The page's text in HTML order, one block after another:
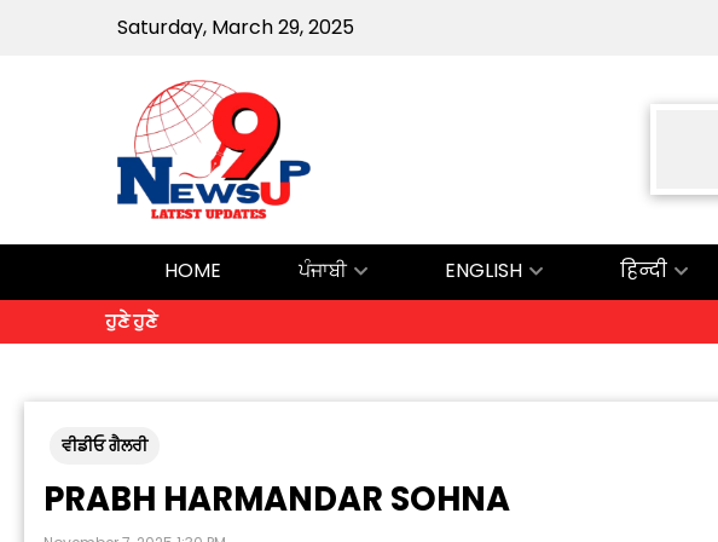
Saturday, March 29, 2025
HOME ਪੰਜਾਬੀ ENGLISH हिन्दी
ਹੁਣੇ ਹੁਣੇ
ਵੀਡੀਓ ਗੈਲਰੀ
PRABH HARMANDAR SOHNA